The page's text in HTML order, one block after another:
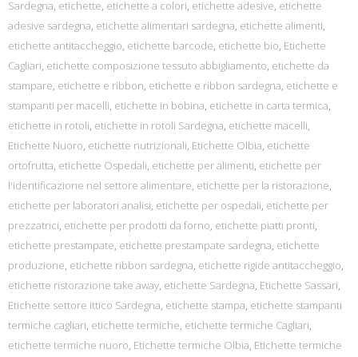
Sardegna, etichette, etichette a colori, etichette adesive, etichette
adesive sardegna, etichette alimentari sardegna, etichette alimenti,
etichette antitaccheggio, etichette barcode, etichette bio, Etichette
Cagliari, etichette composizione tessuto abbigliamento, etichette da
stampare, etichette e ribbon, etichette e ribbon sardegna, etichette e
stampanti per macelli, etichette in bobina, etichette in carta termica,
etichette in rotoli, etichette in rotoli Sardegna, etichette macelli,
Etichette Nuoro, etichette nutrizionali, Etichette Olbia, etichette
ortofrutta, etichette Ospedali, etichette per alimenti, etichette per
l'identificazione nel settore alimentare, etichette per la ristorazione,
etichette per laboratori analisi, etichette per ospedali, etichette per
prezzatrici, etichette per prodotti da forno, etichette piatti pronti,
etichette prestampate, etichette prestampate sardegna, etichette
produzione, etichette ribbon sardegna, etichette rigide antitaccheggio,
etichette ristorazione take away, etichette Sardegna, Etichette Sassari,
Etichette settore ittico Sardegna, etichette stampa, etichette stampanti
termiche cagliari, etichette termiche, etichette termiche Cagliari,
etichette termiche nuoro, Etichette termiche Olbia, Etichette termiche